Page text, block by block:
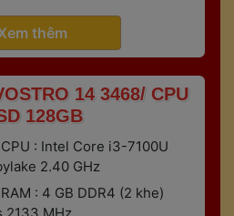
thêm
14 3468/ CPU
128GB
CPU : Intel Core i3-7100U
2.40 GHz
RAM : 4 GB DDR4 (2 khe)